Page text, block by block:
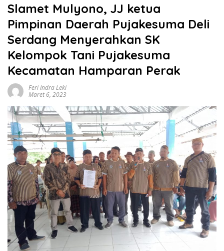
Slamet Mulyono, JJ ketua
Pimpinan Daerah Pujakesuma Deli
Serdang Menyerahkan SK
Kelompok Tani Pujakesuma
Kecamatan Hamparan Perak
Feri Indra Leki
Maret 6, 2023